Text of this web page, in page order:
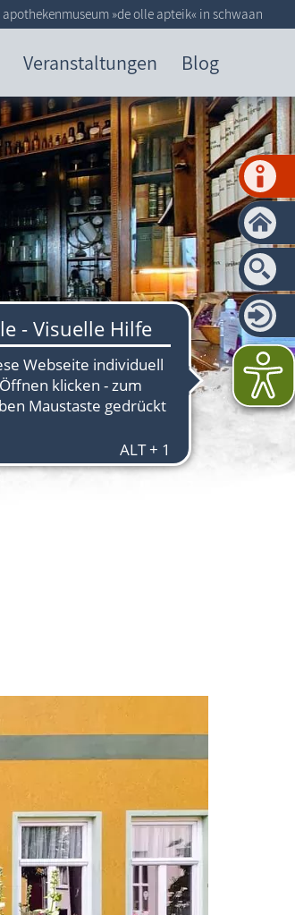
Veranstaltungen Blog
apothekenmuseum »de olle apteik« in schwaan